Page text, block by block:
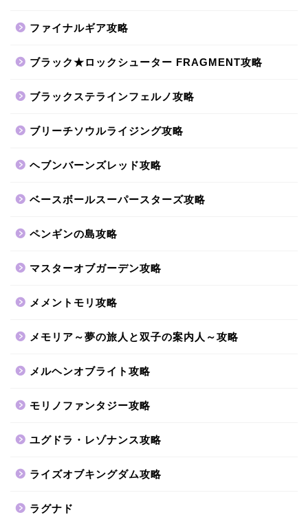
ファイナルギア攻略
ブラック★ロックシューター FRAGMENT攻略
ブラックステラインフェルノ攻略
ブリーチソウルライジング攻略
ヘブンバーンズレッド攻略
ベースボールスーパースターズ攻略
ペンギンの島攻略
マスターオブガーデン攻略
メメントモリ攻略
メモリア～夢の旅人と双子の案内人～攻略
メルヘンオブライト攻略
モリノファンタジー攻略
ユグドラ・レゾナンス攻略
ライズオブキングダム攻略
ラグナド